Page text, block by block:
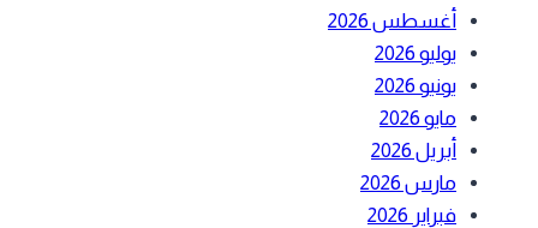
أغسطس 2026
يوليو 2026
يونيو 2026
مايو 2026
أبريل 2026
مارس 2026
فبراير 2026